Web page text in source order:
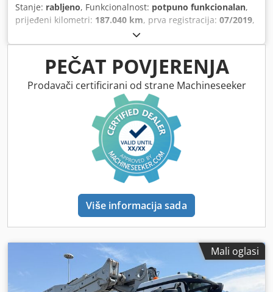
Stanje: rabljeno, Funkcionalnost: potpuno funkcionalan,
prijeđeni kilometri: 187.040 km, prva registracija: 07/2019,
, Godina proizvodnje:
1.160 h,
PEČAT POVJERENJA
Prodavači certificirani od strane Machineseeker
Više informacija sada
Mali oglasi